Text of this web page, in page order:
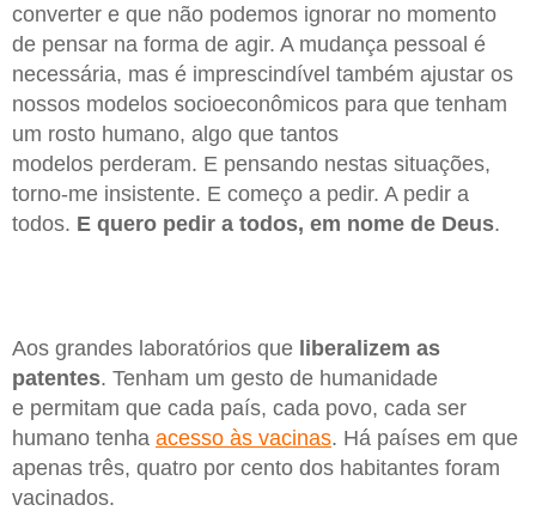
converter e que não podemos ignorar no momento
de pensar na forma de agir. A mudança pessoal é
necessária, mas é imprescindível também ajustar os
nossos modelos socioeconômicos para que tenham
um rosto humano, algo que tantos
modelos perderam. E pensando nestas situações,
torno-me insistente. E começo a pedir. A pedir a
todos. E quero pedir a todos, em nome de Deus.
Aos grandes laboratórios que liberalizem as
patentes. Tenham um gesto de humanidade
e permitam que cada país, cada povo, cada ser
humano tenha acesso às vacinas. Há países em que
apenas três, quatro por cento dos habitantes foram
vacinados.